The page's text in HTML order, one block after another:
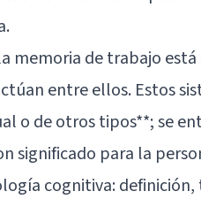
memoria de trabajo
entre ellos. Estos
o de otros tipos**; se
significado para la
cognitiva: